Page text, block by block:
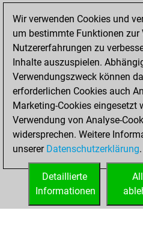
You
slow games
You
=0 -6 in
Mittwoch,
2026
You
blitz games
You
=1 -18 in
Wir verwenden Cookies und
um bestimmte Funktionen zur
Nutzererfahrungen zu
Inhalte auszuspielen.
Verwendungszweck können
erforderlichen Cookies auch
Marketing-Cookies eingesetzt
Verwendung von Analyse-
widersprechen. Weitere
unserer Datenschutzerklärung.
Detaillierte
Informationen